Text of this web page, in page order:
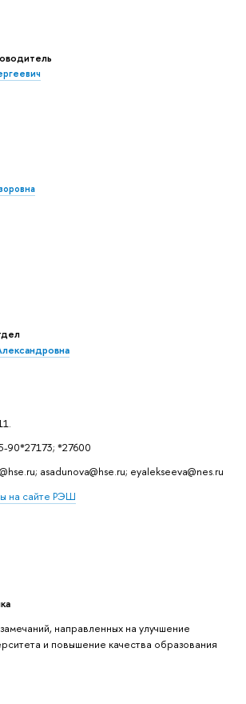
90*27173; *27600
asadunova@hse.ru; eyalekseeva@nes.ru
на сайте РЭШ
направленных на улучшение
и повышение качества образования